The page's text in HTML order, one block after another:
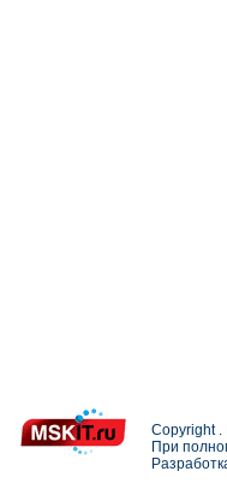
Copyright
При